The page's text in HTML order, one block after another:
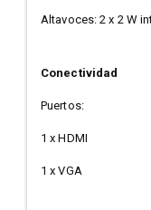
Altavoces: 2 x 2 W
Conectividad
Puertos:
1 x HDMI
1 x VGA